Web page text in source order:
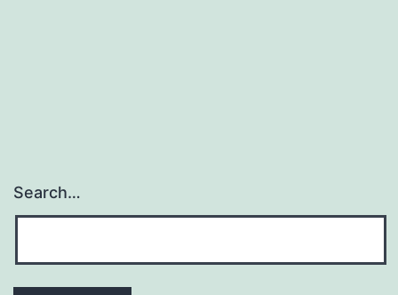
Search…